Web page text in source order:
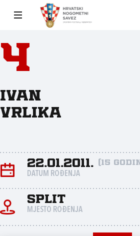
4
Ivan
Vrlika
22.01.2011. (15
DATUM ROĐENJA
Split
MJESTO ROĐENJA